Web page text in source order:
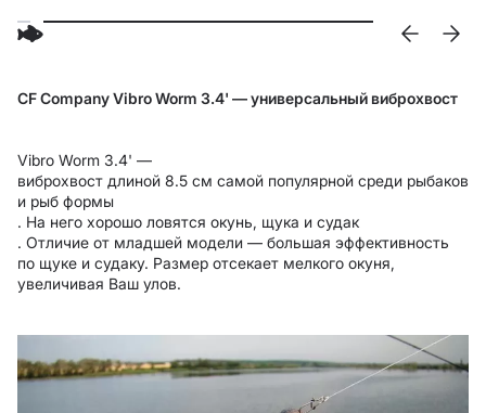
CF Company Vibro Worm 3.4' — универсальный виброхвост
Vibro Worm 3.4' —
виброхвост длиной 8.5 см самой популярной среди рыбаков
и рыб формы
. На него хорошо ловятся окунь, щука и судак
. Отличие от младшей модели — большая эффективность
по щуке и судаку. Размер отсекает мелкого окуня,
увеличивая Ваш улов.